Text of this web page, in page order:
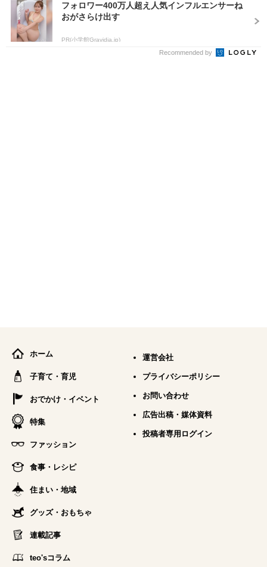
フォロワー400万人超え人気インフルエンサーね
おがさらけ出す
PR(小学館Gravidia.jp)
Recommended by
ホーム
子育て・育児
おでかけ・イベント
特集
ファッション
食事・レシピ
住まい・地域
グッズ・おもちゃ
連載記事
teo'sコラム
運営会社
プライバシーポリシー
お問い合わせ
広告出稿・媒体資料
投稿者専用ログイン